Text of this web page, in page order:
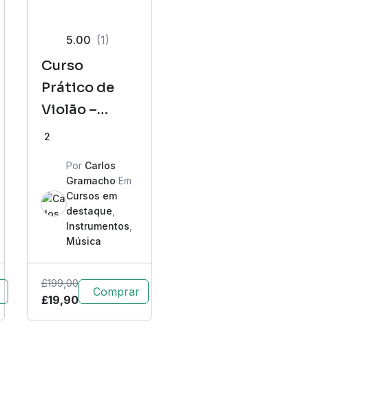
5.00 (1)
Curso
Prático de
Violão –
Vamos Tocar
2
Por Carlos
Gramacho Em
Cursos em
destaque
Instrumentos
Música
£199,00
£19,90
Comprar